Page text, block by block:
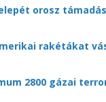
orosz
rakétákat
2800 gázai